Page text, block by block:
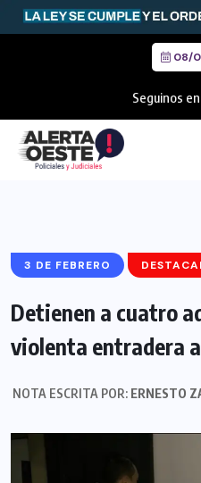
08/
Seguinos
3 DE FEBRERO
Detienen a cuatro
violenta entradera
NOTA ESCRITA POR:ERNESTO